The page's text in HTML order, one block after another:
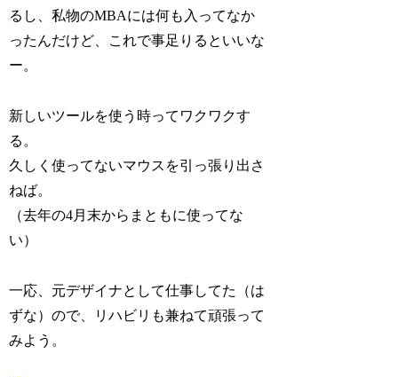
るし、私物のMBAには何も入ってなか
ったんだけど、これで事足りるといいな
ー。
新しいツールを使う時ってワクワクす
る。
久しく使ってないマウスを引っ張り出さ
ねば。
（去年の4月末からまともに使ってな
い）
一応、元デザイナとして仕事してた（は
ずな）ので、リハビリも兼ねて頑張って
みよう。